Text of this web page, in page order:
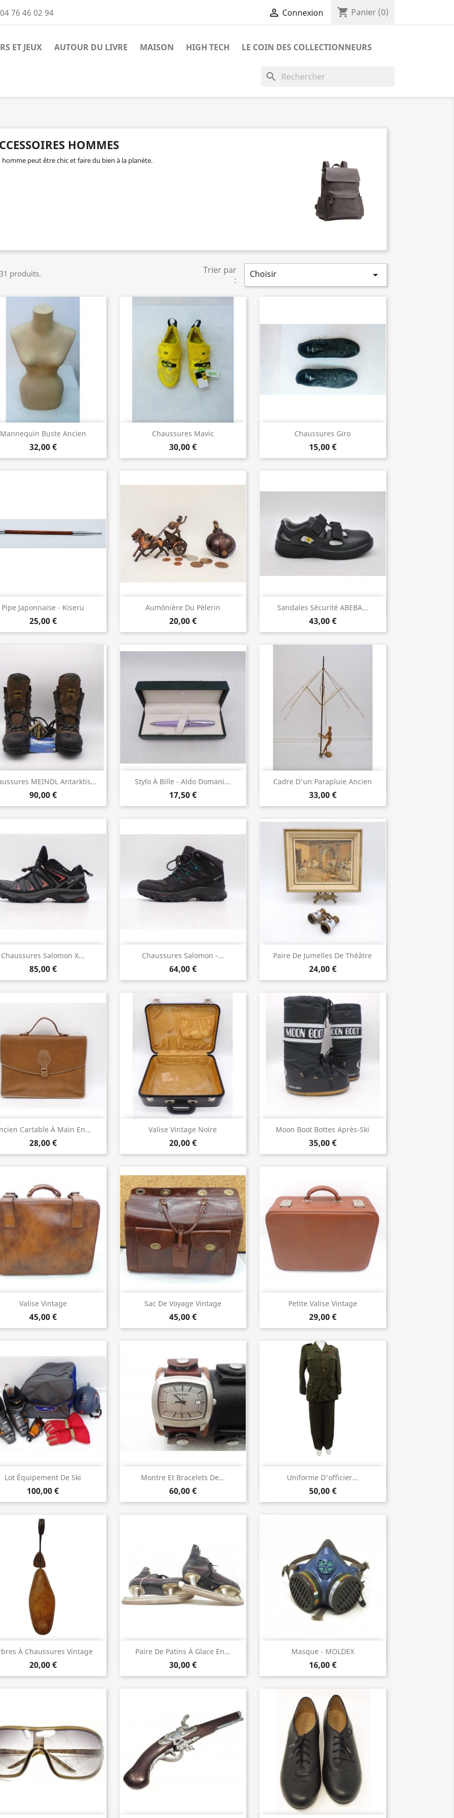
76 46 02 94  Connexion shopping_cart Panier (0)
ET JEUX AUTOUR DU LIVRE MAISON HIGH TECH LE COIN DES COLLECTIONNEURS
search
HOMMES
homme peut être chic et faire du bien à la planète.
produits.
Trier par
:
Choisir 
Mannequin Buste Ancien
32,00 €
Aperçu rapide Chaussures Mavic
30,00 €
Aperçu rapide Chaussures Giro
15,00 €
Aperçu rapide
Pipe Japonnaise - Kiseru
25,00 €
Aperçu rapide Aumônière Du Pèlerin
20,00 €
Aperçu rapide Sandales Sécurité ABEBA...
43,00 €
Aperçu rapide
MEINDL Antarktis...
90,00 €
Aperçu rapide Stylo À Bille - Aldo Domani...
17,50 €
Aperçu rapide Cadre D'un Parapluie Ancien
33,00 €
Aperçu rapide
Chaussures Salomon X...
85,00 €
Aperçu rapide Chaussures Salomon -...
64,00 €
Aperçu rapide Paire De Jumelles De Théâtre
24,00 €
Aperçu rapide
Cartable À Main En...
28,00 €
Aperçu rapide Valise Vintage Noire
20,00 €
Aperçu rapide Moon Boot Bottes Après-Ski
35,00 €
Aperçu rapide
Valise Vintage
45,00 €
Aperçu rapide Sac De Voyage Vintage
45,00 €
Aperçu rapide Petite Valise Vintage
29,00 €
Aperçu rapide
Lot Équipement De Ski
100,00 €
Aperçu rapide Montre Et Bracelets De...
60,00 €
Aperçu rapide Uniforme D'officier...
50,00 €
Aperçu rapide
À Chaussures Vintage
20,00 €
Aperçu rapide Paire De Patins À Glace En...
30,00 €
Aperçu rapide Masque - MOLDEX
16,00 €
Aperçu rapide